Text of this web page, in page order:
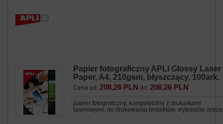
Papier fotograficzny APLI Glossy Laser
Paper, A4, 210gsm, błyszczący, 100ark.
Cena od: 208,26 PLN do: 208,26 PLN
papier fotograficzny, kompatybilny z drukarkami
laserowymi; do drukowania projektów, wykresów,